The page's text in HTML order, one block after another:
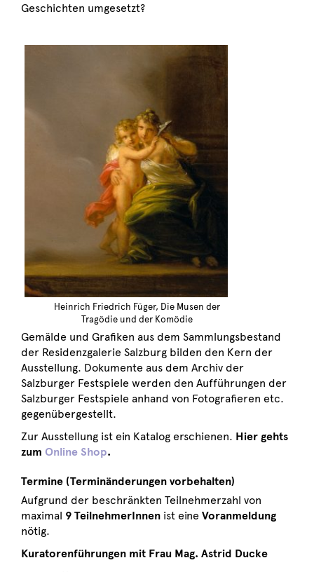
Geschichten umgesetzt?
Heinrich Friedrich Füger, Die Musen der
Tragödie und der Komödie
Gemälde und Grafiken aus dem Sammlungsbestand
der Residenzgalerie Salzburg bilden den Kern der
Ausstellung. Dokumente aus dem Archiv der
Salzburger Festspiele werden den Aufführungen der
Salzburger Festspiele anhand von Fotografieren etc.
gegenübergestellt.
Zur Ausstellung ist ein Katalog erschienen. Hier gehts
zum Online Shop.
Termine (Terminänderungen vorbehalten)
Aufgrund der beschränkten Teilnehmerzahl von
maximal 9 TeilnehmerInnen ist eine Voranmeldung
nötig.
Kuratorenführungen mit Frau Mag. Astrid Ducke